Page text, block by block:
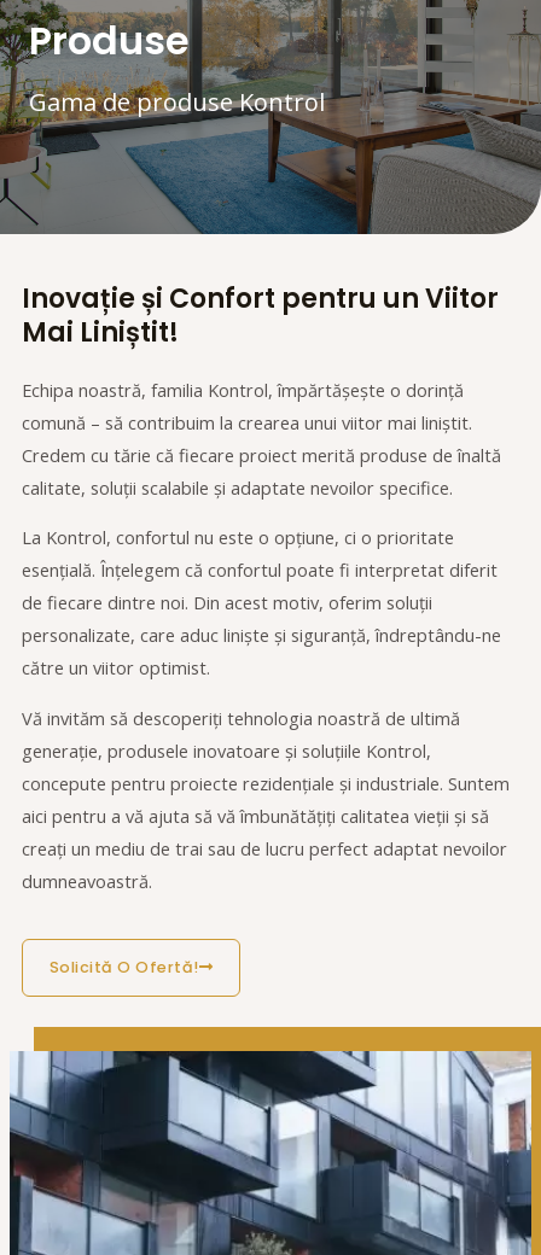
Produse
Gama de produse Kontrol
Inovație și Confort pentru un Viitor
Mai Liniștit!
Echipa noastră, familia Kontrol, împărtășește o dorință
comună – să contribuim la crearea unui viitor mai liniștit.
Credem cu tărie că fiecare proiect merită produse de înaltă
calitate, soluții scalabile și adaptate nevoilor specifice.
La Kontrol, confortul nu este o opțiune, ci o prioritate
esențială. Înțelegem că confortul poate fi interpretat diferit
de fiecare dintre noi. Din acest motiv, oferim soluții
personalizate, care aduc liniște și siguranță, îndreptându-ne
către un viitor optimist.
Vă invităm să descoperiți tehnologia noastră de ultimă
generație, produsele inovatoare și soluțiile Kontrol,
concepute pentru proiecte rezidențiale și industriale. Suntem
aici pentru a vă ajuta să vă îmbunătățiți calitatea vieții și să
creați un mediu de trai sau de lucru perfect adaptat nevoilor
dumneavoastră.
Solicită O Ofertă!